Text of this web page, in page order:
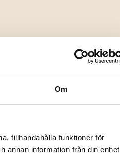
Om
tillhandahålla funktioner för
annan information från din enhet